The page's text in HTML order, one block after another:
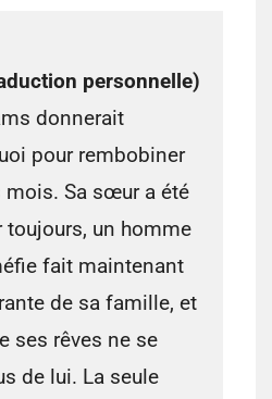
personnelle)
donnerait
pour rembobiner
mois. Sa sœur a été
toujours, un homme
fait maintenant
de sa famille, et
ses rêves ne se
de lui. La seule